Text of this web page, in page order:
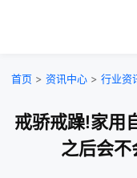
首页 > 资讯中心 > 行业资
戒骄戒躁!家用
之后会